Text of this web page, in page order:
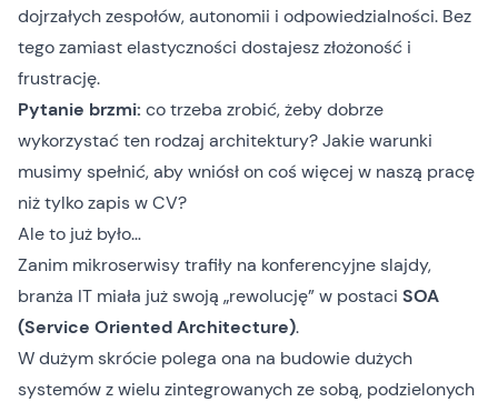
dojrzałych zespołów, autonomii i odpowiedzialności. Bez
tego zamiast elastyczności dostajesz złożoność i
frustrację.
Pytanie brzmi: co trzeba zrobić, żeby dobrze
wykorzystać ten rodzaj architektury? Jakie warunki
musimy spełnić, aby wniósł on coś więcej w naszą pracę
niż tylko zapis w CV?
Ale to już było…
Zanim mikroserwisy trafiły na konferencyjne slajdy,
branża IT miała już swoją „rewolucję” w postaci SOA
(Service Oriented Architecture).
W dużym skrócie polega ona na budowie dużych
systemów z wielu zintegrowanych ze sobą, podzielonych